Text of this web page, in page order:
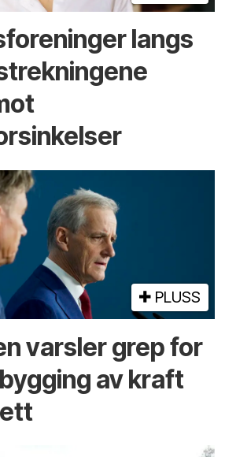
langs
PLUSS
varsler grep for
av kraft